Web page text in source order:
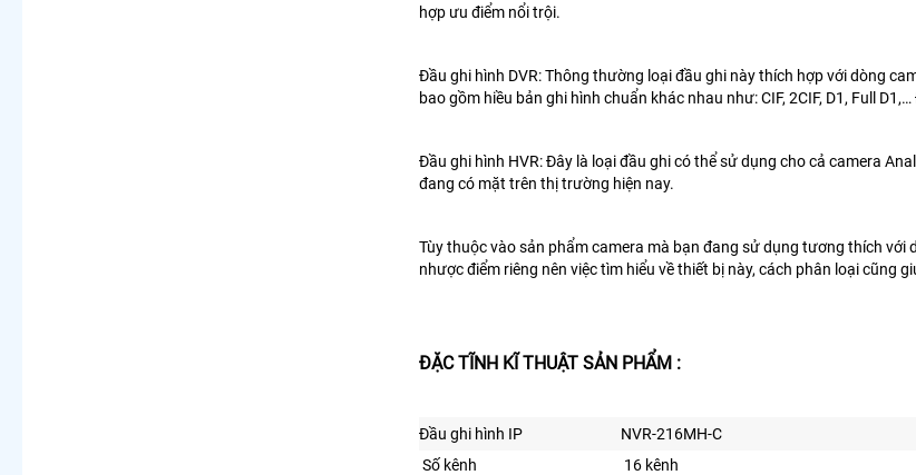
hợp ưu điểm nổi trội.
Đầu ghi hình DVR: Thông thường loại đầu ghi này thích hợp với dòng
bao gồm hiều bản ghi hình chuẩn khác nhau như: CIF, 2CIF, D1, Full
Đầu ghi hình HVR: Đây là loại đầu ghi có thể sử dụng cho cả camera
đang có mặt trên thị trường hiện nay.
Tùy thuộc vào sản phẩm camera mà bạn đang sử dụng tương thích
nhược điểm riêng nên việc tìm hiểu về thiết bị này, cách phân loại cũng
ĐẶC TĨNH KĨ THUẬT SẢN PHẨM :
Đầu ghi hình IP
NVR-216MH-C
Số kênh
16 kênh